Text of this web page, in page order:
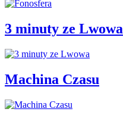
3 minuty ze Lwowa
Machina Czasu